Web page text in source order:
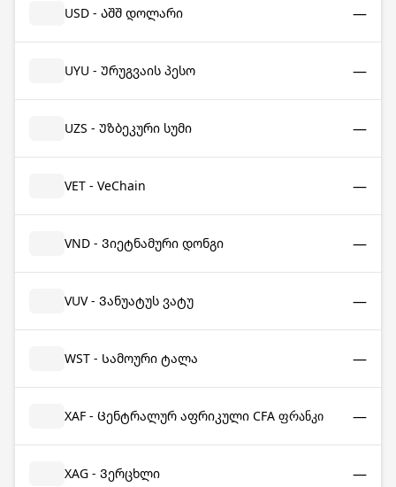
USD - Აშშ დოლარი —
UYU - Ურუგვაის პესო —
UZS - Უზბეკური სუმი —
VET - VeChain —
VND - Ვიეტნამური დონგი —
VUV - Ვანუატუს ვატუ —
WST - Სამოური ტალა —
XAF - Ცენტრალურ აფრიკული CFA ფრანკი —
XAG - Ვერცხლი —